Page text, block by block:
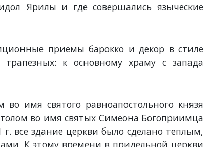
Ярилы и где совершались языческие
приемы барокко и декор в стиле
к основному храму с запада
имя святого равноапостольного князя
во имя святых Симеона Богоприимца
все здание церкви было сделано теплым,
К этому времени в придельной церкви